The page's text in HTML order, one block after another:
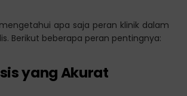
apa saja peran klinik dalam
Berikut beberapa peran pentingnya:
yang Akurat